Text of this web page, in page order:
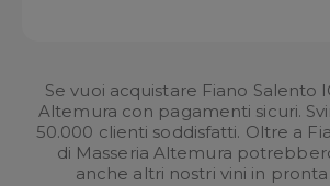
Se vuoi acquistare Fiano Salento
Altemura con pagamenti sicuri.
50.000 clienti soddisfatti. Oltre a
di Masseria Altemura
anche altri nostri vini in